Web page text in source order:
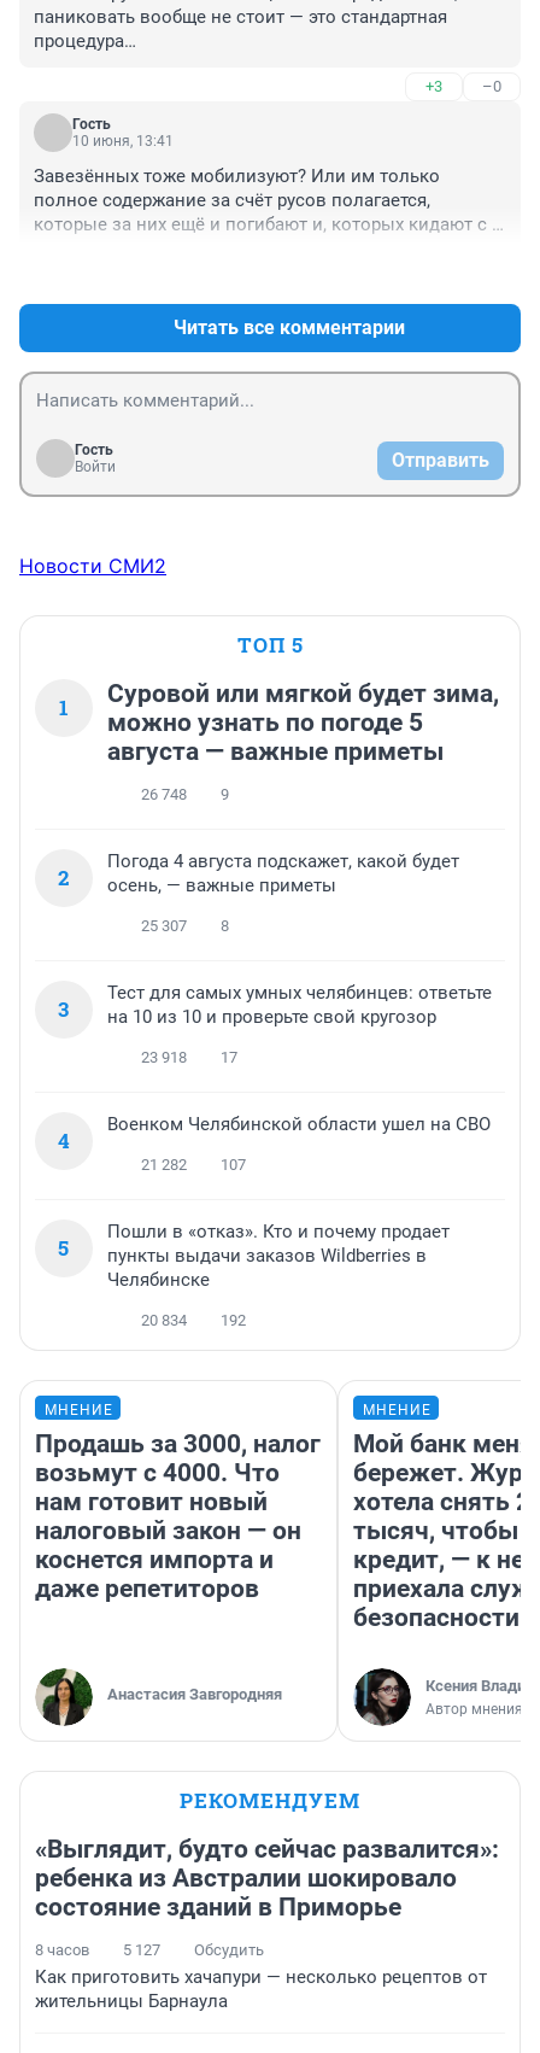
ловушка. Сейчас сначала вручают повестку для
уточнения данных, а затем приобщают к военным
фактически сажают на крюк сразу же. Даже тех, у кого
категория годности "В" (ограниченно годен в военное
время).
паниковать вообще не стоит — это стандартная
процедура
+3 –0
Гость
10 июня, 13:41
Завезённых тоже мобилизуют? Или им только
полное содержание за счёт русов полагается,
которые за них ещё и погибают и, которых кидают с
Читать все комментарии
Гость
Войти
Отправить
Новости СМИ2
ТОП 5
1
Суровой или мягкой будет зима,
можно узнать по погоде 5
августа — важные приметы
26 748 9
2
Погода 4 августа подскажет, какой будет
осень, — важные приметы
25 307 8
3
Тест для самых умных челябинцев: ответьте
на 10 из 10 и проверьте свой кругозор
23 918 17
4
Военком Челябинской области ушел на СВО
21 282 107
5
Пошли в «отказ». Кто и почему продает
пункты выдачи заказов Wildberries в
Челябинске
20 834 192
МНЕНИЕ
Продашь за 3000, налог
возьмут с 4000. Что
нам готовит новый
налоговый закон — он
коснется импорта и
даже репетиторов
Анастасия Завгородняя
МНЕНИЕ
Мой банк меня
бережет.
хотела снять
тысяч, чтобы
кредит, — к
приехала
безопасности
Ксения
Автор мнения
РЕКОМЕНДУЕМ
«Выглядит, будто сейчас развалится»:
ребенка из Австралии шокировало
состояние зданий в Приморье
8 часов 5 127 Обсудить
Как приготовить хачапури — несколько рецептов от
жительницы Барнаула